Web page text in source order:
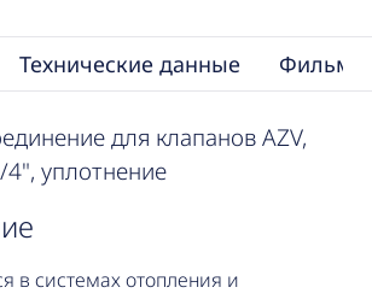
Технические данные Фильмы
для клапанов AZV,
уплотнение
в системах отопления и